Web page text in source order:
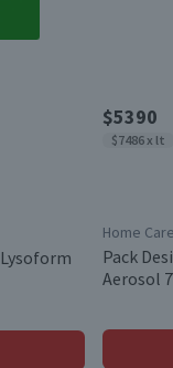
$5390
$7486 x lt
Home Care
Pack
Aerosol